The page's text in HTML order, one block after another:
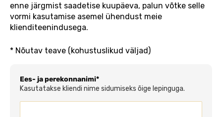
enne järgmist saadetise kuupäeva, palun võtke selle
vormi kasutamise asemel ühendust meie
klienditeenindusega.
* Nõutav teave (kohustuslikud väljad)
Ees- ja perekonnanimi*
Kasutatakse kliendi nime sidumiseks õige lepinguga.